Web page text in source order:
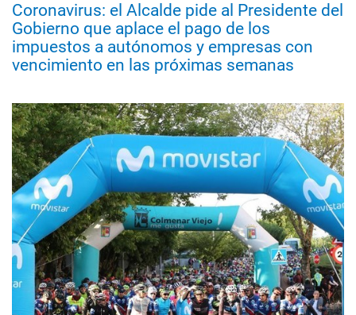
Coronavirus: el Alcalde pide al Presidente del
Gobierno que aplace el pago de los
impuestos a autónomos y empresas con
vencimiento en las próximas semanas